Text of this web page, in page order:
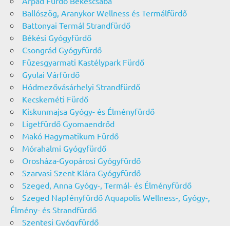
Ballószög, Aranykor Wellness és Termálfürdő
Battonyai Termál Strandfürdő
Békési Gyógyfürdő
Csongrád Gyógyfürdő
Füzesgyarmati Kastélypark Fürdő
Gyulai Várfürdő
Hódmezővásárhelyi Strandfürdő
Kecskeméti Fürdő
Kiskunmajsa Gyógy- és Élményfürdő
Ligetfürdő Gyomaendrőd
Makó Hagymatikum Fürdő
Mórahalmi Gyógyfürdő
Orosháza-Gyopárosi Gyógyfürdő
Szarvasi Szent Klára Gyógyfürdő
Szeged, Anna Gyógy-, Termál- és Élményfürdő
Szeged Napfényfürdő Aquapolis Wellness-, Gyógy-,
Élmény- és Strandfürdő
Szentesi Gyógyfürdő